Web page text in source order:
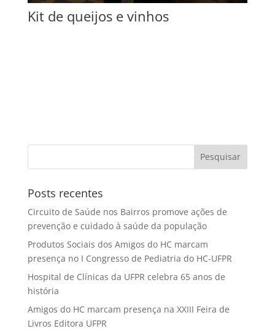
Kit de queijos e vinhos
Posts recentes
Circuito de Saúde nos Bairros promove ações de
prevenção e cuidado à saúde da população
Produtos Sociais dos Amigos do HC marcam
presença no I Congresso de Pediatria do HC-UFPR
Hospital de Clínicas da UFPR celebra 65 anos de
história
Amigos do HC marcam presença na XXIII Feira de
Livros Editora UFPR